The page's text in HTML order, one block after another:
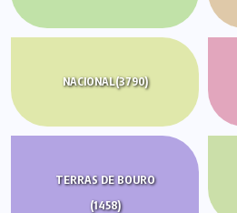
NACIONAL(3790)
TERRAS DE BOURO
(1458)